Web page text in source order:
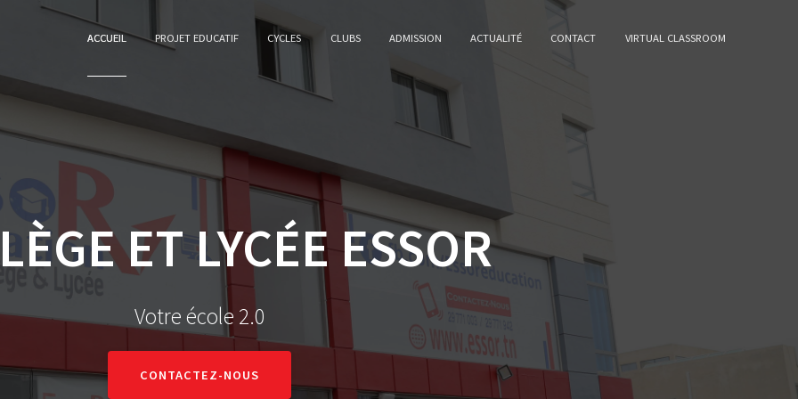
ACCUEIL PROJET EDUCATIF CYCLES CLUBS ADMISSION ACTUALITÉ CONTACT VIRTUAL CLASSROOM
ET LYCÉE ESSOR
Votre école 2.0
CONTACTEZ-NOUS